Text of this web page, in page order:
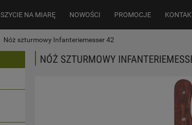
SZYCIE NA MIARĘ NOWOŚCI PROMOCJE
Nóż szturmowy Infanteriemesser 42
NÓŻ SZTURMOWY